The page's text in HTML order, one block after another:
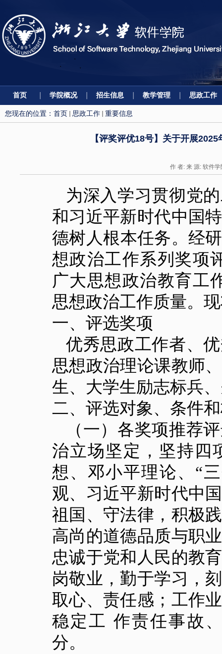
首页 学院概况 招生信息 教学管理 思政工作
您现在的位置： 首页 思政工作 重要信息
【评奖评优18号】关于开展
作 者: 来 源: 软件
为深入学习贯彻党
和习近平新时代中国
德树人根本任务。经
想政治工作系列奖项
广大思想政治教育工
思想政治工作质量。
一、评选奖项
优秀思政工作者、
思想政治理论课教师
生、大学生励志标兵
二、评选对象、条件
（一）各奖项推荐
治立场坚定，坚持四
想、邓小平理论、“
观、习近平新时代中
祖国、守法律，积极
高尚的道德品质与职
忠诚于党和人民的教
岗敬业，勤于学习，
取心、责任感；工作
稳定工 作责任事故
分。